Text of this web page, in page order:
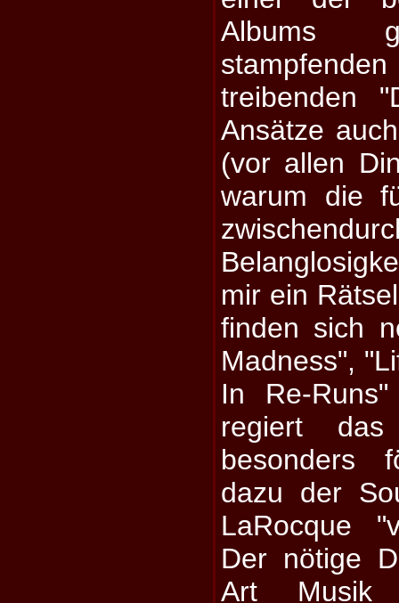
Albums
treibenden
Ansätze
(vor allen
warum die
mir ein
finden sich
Madness",
In Re-
regiert das
besonders
dazu der
LaRocque
Der nötige
Art